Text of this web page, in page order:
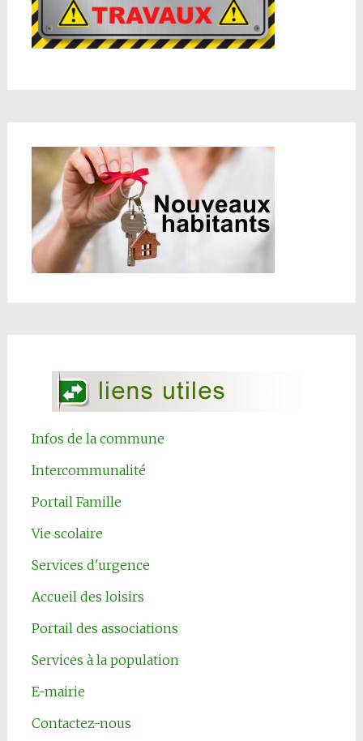
Infos de la commune
Intercommunalité
Portail Famille
Vie scolaire
Services d'urgence
Accueil des loisirs
Portail des associations
Services à la population
E-mairie
Contactez-nous